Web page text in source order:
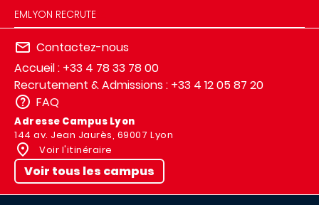
EMLYON RECRUTE
Contactez-nous
Accueil : +33 4 78 33 78 00
Recrutement & Admissions : +33 4 12 05 87 20
FAQ
Adresse Campus Lyon
144 av. Jean Jaurès, 69007 Lyon
Voir l'itinéraire
Voir tous les campus